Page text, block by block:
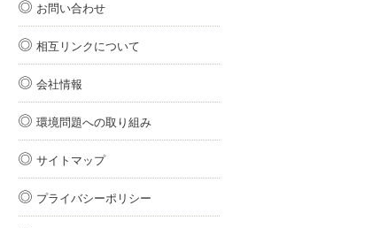
お問い合わせ
相互リンクについて
会社情報
環境問題への取り組み
サイトマップ
プライバシーポリシー